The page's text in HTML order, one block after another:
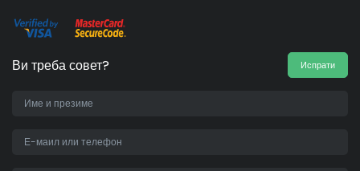
Ви треба совет? Испрати